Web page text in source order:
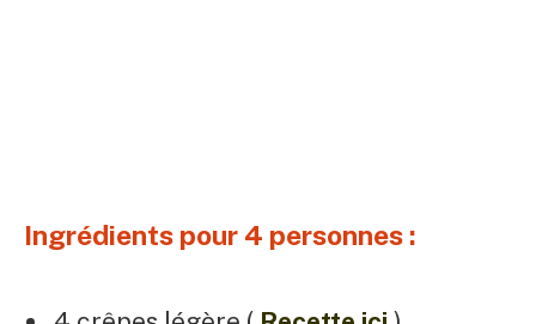
Ingrédients pour 4 personnes :